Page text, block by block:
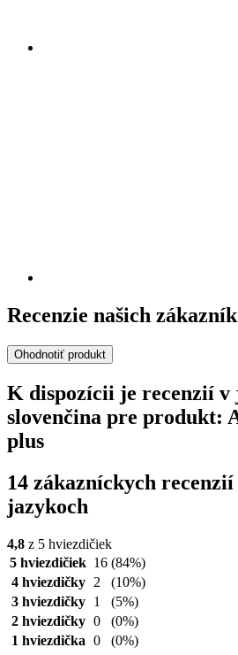
Recenzie našich
Ohodnotiť produkt
K dispozícii je recenzií v
slovenčina pre produkt:
plus
14 zákazníckych
jazykoch
4,8 z 5 hviezdičiek
5 hviezdičiek 16 (84%)
4 hviezdičky
2
(10%)
3 hviezdičky
1
(5%)
2 hviezdičky 0
(0%)
1 hviezdička 0 (0%)